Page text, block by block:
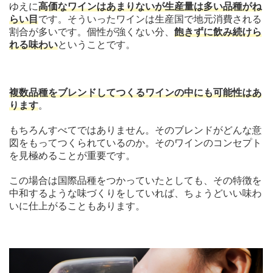
ゆえに高価なワインはあまりないが生産量は多い品種がね
らい目です。そういったワインは生産国で地元消費される
割合が多いです。個性が強くない分、 飽きずに飲み続けら
れる味わいということです。
複数品種をブレンドしてつくるワインの中にも可能性はあ
ります。
もちろんすべてではありません。そのブレンドがどんな意
図をもってつくられているのか。そのワインのコンセプト
を見極めることが重要です。
この場合は国際品種をつかっていたとしても、その特徴を
中和するような味づくりをしていれば、ちょうどいい味わ
いに仕上がることもあります。